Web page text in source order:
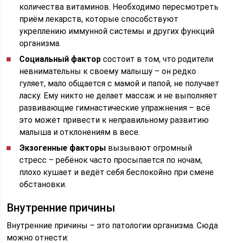
количества витаминов. Необходимо пересмотреть
приём лекарств, которые способствуют
укреплению иммунной системы и других функций
организма.
Социальный фактор состоит в том, что родители
невнимательны к своему малышу – он редко
гуляет, мало общается с мамой и папой, не получает
ласку. Ему никто не делает массаж и не выполняет
развивающие гимнастические упражнения – всё
это может привести к неправильному развитию
малыша и отклонениям в весе.
Экзогенные факторы вызывают огромный
стресс – ребёнок часто просыпается по ночам,
плохо кушает и ведёт себя беспокойно при смене
обстановки.
Внутренние причины
Внутренние причины – это патологии организма. Сюда
можно отнести: